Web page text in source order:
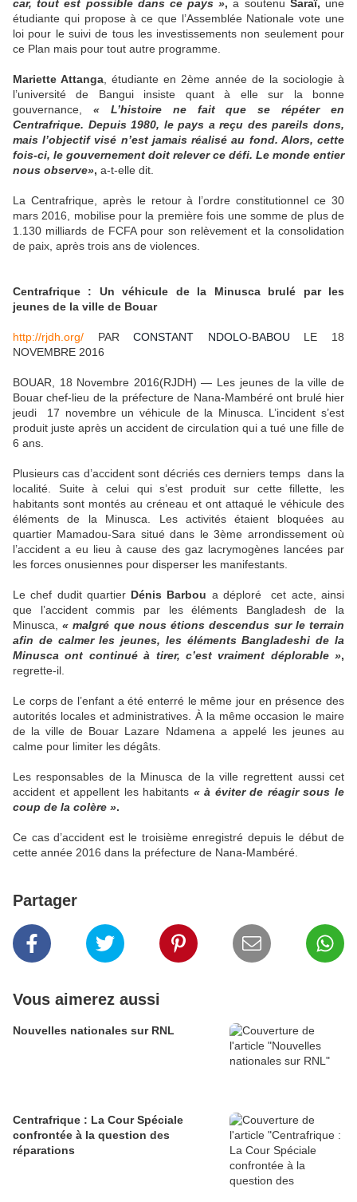
car, tout est possible dans ce pays », a soutenu Saraï, une
étudiante qui propose à ce que l’Assemblée Nationale vote une
loi pour le suivi de tous les investissements non seulement pour
ce Plan mais pour tout autre programme.
Mariette Attanga , étudiante en 2ème année de la sociologie à
l’université de Bangui insiste quant à elle sur la bonne
gouvernance, « L’histoire ne fait que se répéter en
Centrafrique. Depuis 1980, le pays a reçu des pareils dons,
mais l’objectif visé n’est jamais réalisé au fond. Alors, cette
fois-ci, le gouvernement doit relever ce défi. Le monde entier
nous observe», a-t-elle dit.
La Centrafrique, après le retour à l’ordre constitutionnel ce 30
mars 2016, mobilise pour la première fois une somme de plus de
1.130 milliards de FCFA pour son relèvement et la consolidation
de paix, après trois ans de violences.
Centrafrique : Un véhicule de la Minusca brulé par les
jeunes de la ville de Bouar
http://rjdh.org/ PARCONSTANT NDOLO-BABOU LE 18
NOVEMBRE 2016
BOUAR, 18 Novembre 2016(RJDH) — Les jeunes de la ville de
Bouar chef-lieu de la préfecture de Nana-Mambéré ont brulé hier
jeudi 17 novembre un véhicule de la Minusca. L’incident s’est
produit juste après un accident de circulation qui a tué une fille de
6 ans.
Plusieurs cas d’accident sont décriés ces derniers temps dans la
localité. Suite à celui qui s’est produit sur cette fillette, les
habitants sont montés au créneau et ont attaqué le véhicule des
éléments de la Minusca. Les activités étaient bloquées au
quartier Mamadou-Sara situé dans le 3ème arrondissement où
l’accident a eu lieu à cause des gaz lacrymogènes lancées par
les forces onusiennes pour disperser les manifestants.
Le chef dudit quartier Dénis Barbou a déploré cet acte, ainsi
que l’accident commis par les éléments Bangladesh de la
Minusca,« malgré que nous étions descendus sur le terrain
afin de calmer les jeunes, les éléments Bangladeshi de la
Minusca ont continué à tirer, c’est vraiment déplorable »,
regrette-il.
Le corps de l’enfant a été enterré le même jour en présence des
autorités locales et administratives. À la même occasion le maire
de la ville de Bouar Lazare Ndamena a appelé les jeunes au
calme pour limiter les dégâts.
Les responsables de la Minusca de la ville regrettent aussi cet
accident et appellent les habitants « à éviter de réagir sous le
coup de la colère ».
Ce cas d’accident est le troisième enregistré depuis le début de
cette année 2016 dans la préfecture de Nana-Mambéré.
Partager
Vous aimerez aussi
Nouvelles nationales sur RNL
Centrafrique : La Cour Spéciale
confrontée à la question des
réparations